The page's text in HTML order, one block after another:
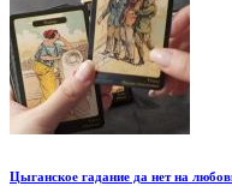
Цыганское гадание да нет на